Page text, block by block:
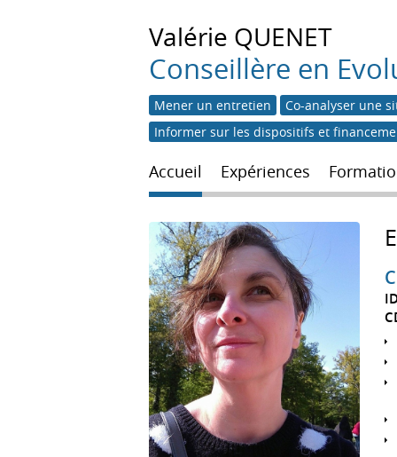
Valérie QUENET
Conseillère en
Mener un entretien
Co-analyser une
Informer sur les dispositifs et
Accueil Expériences